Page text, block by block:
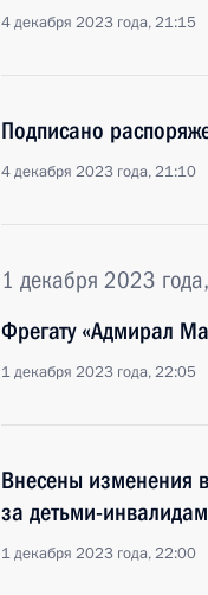
4 декабря 2023 года, 21:15
Подписано
4 декабря 2023 года, 21:10
1 декабря 2023
Фрегату «Адмирал
1 декабря 2023 года, 22:05
Внесены изменения
за детьми-
1 декабря 2023 года, 22:00